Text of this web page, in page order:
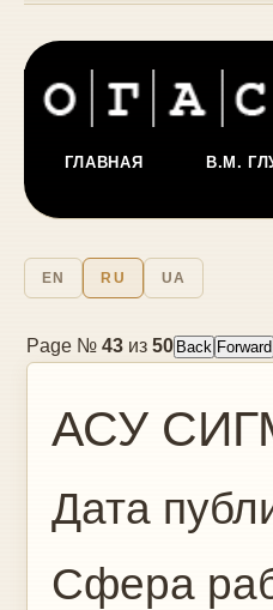
ГЛАВНАЯ В.М.
EN RU UA
Page № 43 из 50
АСУ
Дата
Сфера